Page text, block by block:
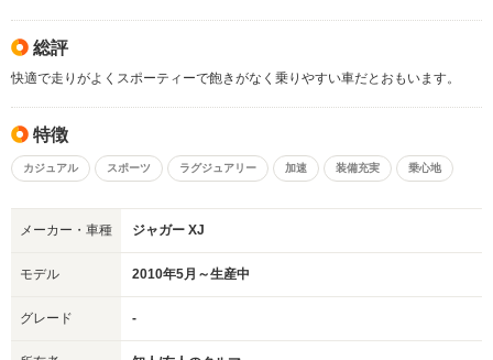
総評
快適で走りがよくスポーティーで飽きがなく乗りやすい車だとおもいます。
特徴
カジュアル スポーツ ラグジュアリー 加速 装備充実 乗心地
メーカー・車種 ジャガー XJ
モデル 2010年5月～生産中
グレード -